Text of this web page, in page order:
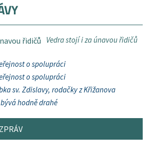
Vedra stojí i za únavou řidičů
o spolupráci
o spolupráci
sv. Zdislavy, rodačky z Křižanova
hodně drahé